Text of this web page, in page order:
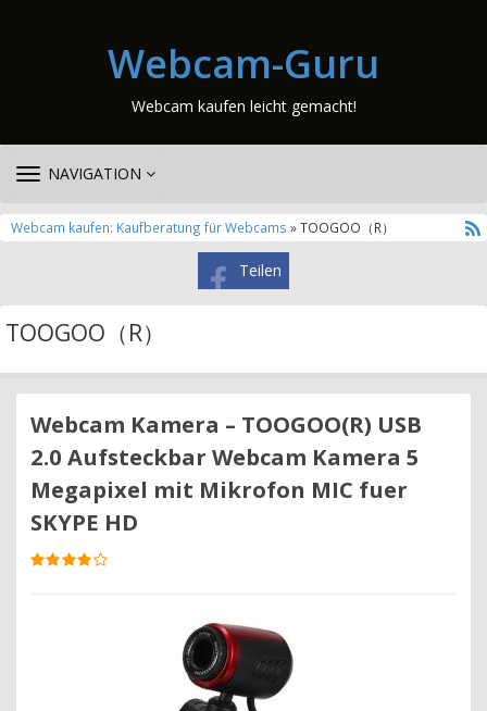
Webcam-Guru
Webcam kaufen leicht gemacht!
TOGGLE
NAVIGATION
Webcam kaufen: Kaufberatung für Webcams » TOOGOO（R）
Teilen
TOOGOO（R）
Webcam Kamera – TOOGOO(R) USB
2.0 Aufsteckbar Webcam Kamera 5
Megapixel mit Mikrofon MIC fuer
SKYPE HD